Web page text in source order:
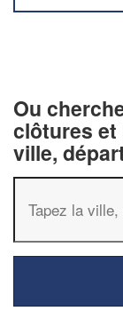
Ou
clôtures
ville,